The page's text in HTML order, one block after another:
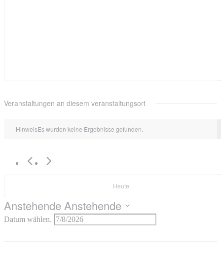
Veranstaltungen an diesem veranstaltungsort
HinweisEs wurden keine Ergebnisse gefunden.
Heute
Anstehende Anstehende
Datum wählen.